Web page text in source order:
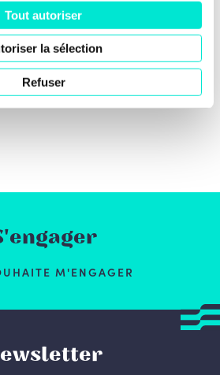
Tout autoriser
la sélection
Refuser
M'ENGAGER